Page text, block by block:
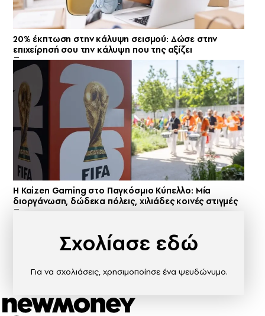
20% έκπτωση στην κάλυψη σεισμού: Δώσε στην
επιχείρησή σου την κάλυψη που της αξίζει
H Kaizen Gaming στο Παγκόσμιο Kύπελλο: Μία
διοργάνωση, δώδεκα πόλεις, χιλιάδες κοινές στιγμές
Σχολίασε εδώ
Για να σχολιάσεις, χρησιμοποίησε ένα ψευδώνυμο.